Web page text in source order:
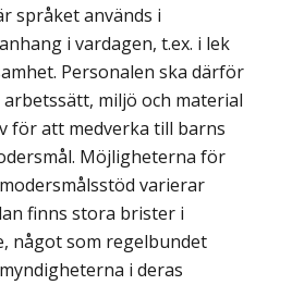
språket används i
i vardagen, t.ex. i lek
Personalen ska därför
miljö och material
för att medverka till barns
Möjligheterna för
varierar
finns stora brister i
något som regelbundet
i deras